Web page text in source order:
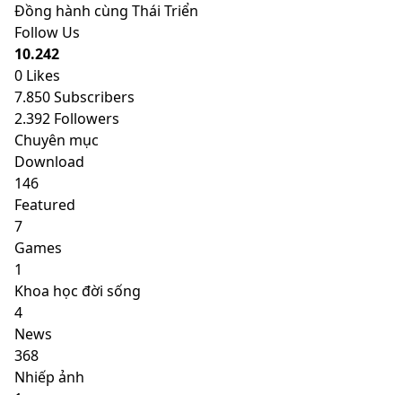
Đồng hành cùng Thái Triển
Follow Us
10.242
0 Likes
7.850Subscribers
2.392 Followers
Chuyên mục
Download
146
Featured
7
Games
1
Khoa học đời sống
4
News
368
Nhiếp ảnh